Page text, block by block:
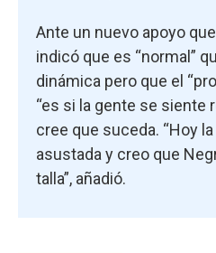
Ante un nuevo apoyo
indicó que es “normal”
dinámica pero que el
“es si la gente se siente
cree que suceda. “Hoy
asustada y creo que
talla”, añadió.